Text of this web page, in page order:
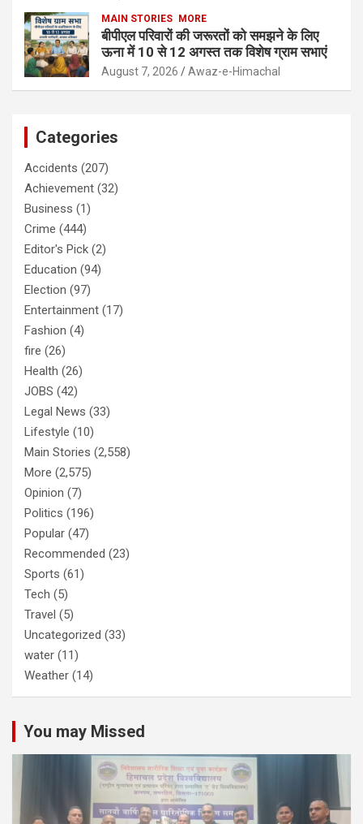
MAIN STORIES MORE
बीपीएल परिवारों की जरूरतों को समझने के लिए
ऊना में 10 से 12 अगस्त तक विशेष ग्राम सभाएं
August 7, 2026 Awaz-e-Himachal
Categories
Accidents (207)
Achievement (32)
Business (1)
Crime (444)
Editor's Pick (2)
Education (94)
Election (97)
Entertainment (17)
Fashion (4)
fire (26)
Health (26)
JOBS (42)
Legal News (33)
Lifestyle (10)
Main Stories (2,558)
More (2,575)
Opinion (7)
Politics (196)
Popular (47)
Recommended (23)
Sports (61)
Tech (5)
Travel (5)
Uncategorized (33)
water (11)
Weather (14)
You may Missed